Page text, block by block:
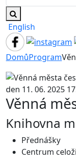
English
DomůProgram
den 11. 06. 2025
Věnná
Knihovna
Přednášky
Centrum